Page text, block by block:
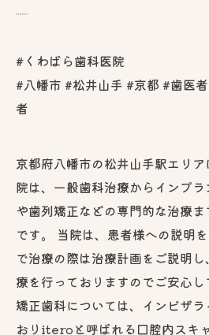
┈
#くわばら歯科医院
#八幡市 #松井山手 #京都 #歯医
者
京都府八幡市の松井山手駅エリ
院は、一般歯科治療からインプ
や歯列矯正などの専門的な治療
です。 当院は、患者様への説明
で治療の際は治療計画をご説明
療を行っておりますのでご安心し
矯正歯科については、インビザ
おりiteroと呼ばれる口腔内スキ